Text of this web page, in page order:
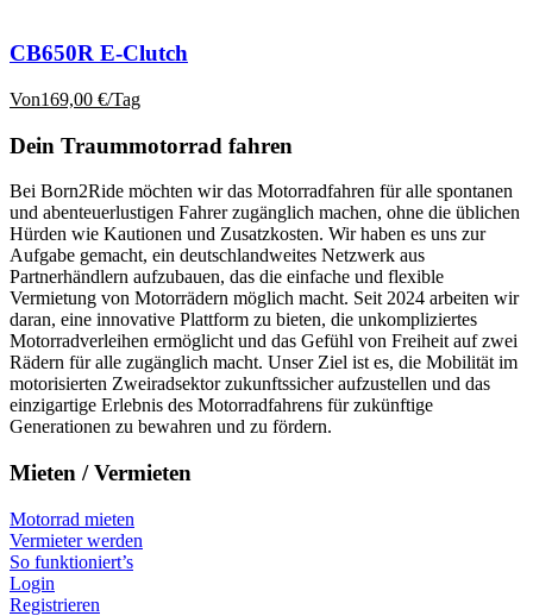
CB650R E-Clutch
Von169,00 €/Tag
Dein Traummotorrad fahren
Bei Born2Ride möchten wir das Motorradfahren für alle spontanen
und abenteuerlustigen Fahrer zugänglich machen, ohne die üblichen
Hürden wie Kautionen und Zusatzkosten. Wir haben es uns zur
Aufgabe gemacht, ein deutschlandweites Netzwerk aus
Partnerhändlern aufzubauen, das die einfache und flexible
Vermietung von Motorrädern möglich macht. Seit 2024 arbeiten wir
daran, eine innovative Plattform zu bieten, die unkompliziertes
Motorradverleihen ermöglicht und das Gefühl von Freiheit auf zwei
Rädern für alle zugänglich macht. Unser Ziel ist es, die Mobilität im
motorisierten Zweiradsektor zukunftssicher aufzustellen und das
einzigartige Erlebnis des Motorradfahrens für zukünftige
Generationen zu bewahren und zu fördern.
Mieten / Vermieten
Motorrad mieten
Vermieter werden
So funktioniert’s
Login
Registrieren